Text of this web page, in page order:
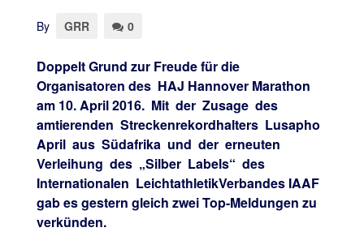
By GRR 0
Doppelt Grund zur Freude für die
Organisatoren des HAJ Hannover Marathon
am 10. April 2016. Mit der Zusage des
amtierenden Streckenrekordhalters Lusapho
April aus Südafrika und der erneuten
Verleihung des „Silber Labels“ des
Internationalen LeichtathletikVerbandes IAAF
gab es gestern gleich zwei Top-Meldungen zu
verkünden.